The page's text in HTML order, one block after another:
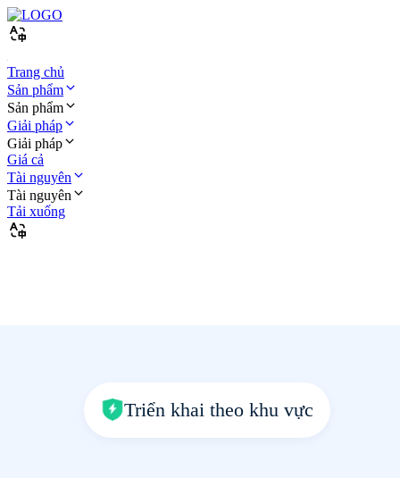
Trang chủ
Sản phẩm
Sản phẩm
Giải pháp
Giải pháp
Giá cả
Tài nguyên
Tài nguyên
Tải xuống
Triển khai theo khu vực